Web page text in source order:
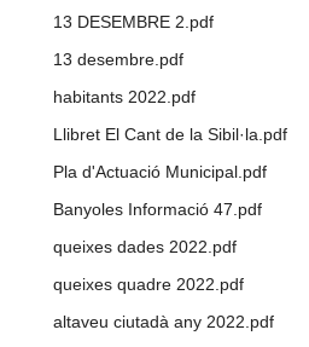
13 DESEMBRE 2.pdf
13 desembre.pdf
habitants 2022.pdf
Llibret El Cant de la Sibil·la.pdf
Pla d'Actuació Municipal.pdf
Banyoles Informació 47.pdf
queixes dades 2022.pdf
queixes quadre 2022.pdf
altaveu ciutadà any 2022.pdf